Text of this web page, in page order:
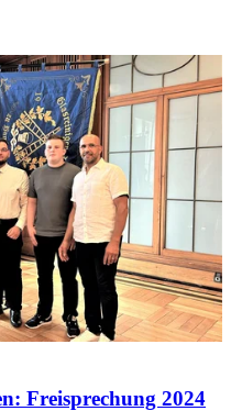
Freisprechung 2024